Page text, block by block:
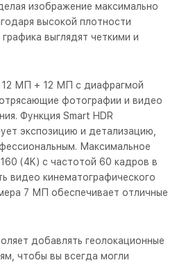
изображение максимально
высокой плотности
выглядят четкими и
12 МП + 12 МП с диафрагмой
фотографии и видео
Функция Smart HDR
экспозицию и детализацию,
Максимальное
(4K) с частотой 60 кадров в
видео кинематографического
7 МП обеспечивает отличные
добавлять геолокационные
чтобы вы всегда могли